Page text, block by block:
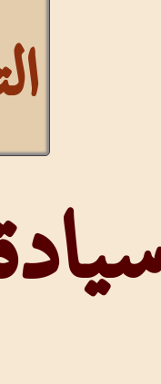
التشكيل